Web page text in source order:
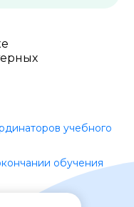
учебного
обучения
*